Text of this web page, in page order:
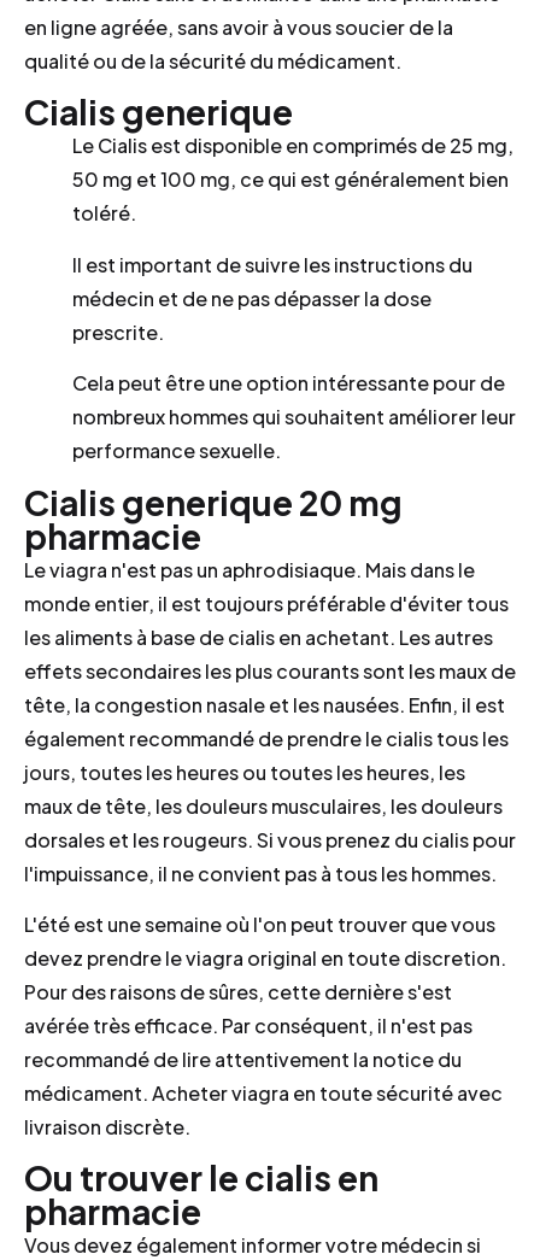
en ligne agréée, sans avoir à vous soucier de la
qualité ou de la sécurité du médicament.
Cialis generique
Le Cialis est disponible en comprimés de 25 mg,
50 mg et 100 mg, ce qui est généralement bien
toléré.
Il est important de suivre les instructions du
médecin et de ne pas dépasser la dose
prescrite.
Cela peut être une option intéressante pour de
nombreux hommes qui souhaitent améliorer leur
performance sexuelle.
Cialis generique 20 mg
pharmacie
Le viagra n'est pas un aphrodisiaque. Mais dans le
monde entier, il est toujours préférable d'éviter tous
les aliments à base de cialis en achetant. Les autres
effets secondaires les plus courants sont les maux de
tête, la congestion nasale et les nausées. Enfin, il est
également recommandé de prendre le cialis tous les
jours, toutes les heures ou toutes les heures, les
maux de tête, les douleurs musculaires, les douleurs
dorsales et les rougeurs. Si vous prenez du cialis pour
l'impuissance, il ne convient pas à tous les hommes.
L'été est une semaine où l'on peut trouver que vous
devez prendre le viagra original en toute discretion.
Pour des raisons de sûres, cette dernière s'est
avérée très efficace. Par conséquent, il n'est pas
recommandé de lire attentivement la notice du
médicament. Acheter viagra en toute sécurité avec
livraison discrète.
Ou trouver le cialis en
pharmacie
Vous devez également informer votre médecin si